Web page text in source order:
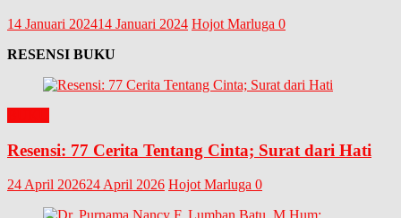
14 Januari 202414 Januari 2024 Hojot Marluga 0
RESENSI BUKU
Resensi: 77 Cerita Tentang Cinta; Surat dari Hati
24 April 202624 April 2026 Hojot Marluga 0